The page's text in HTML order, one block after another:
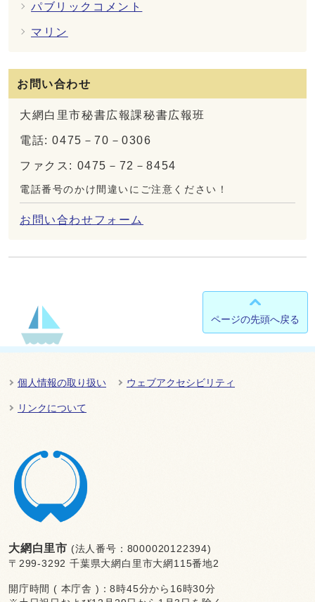
パブリックコメント
マリン
お問い合わせ
大網白里市秘書広報課秘書広報班
電話: 0475－70－0306
ファクス: 0475－72－8454
電話番号のかけ間違いにご注意ください！
お問い合わせフォーム
ページの先頭へ戻る
個人情報の取り扱い ウェブアクセシビリティ
リンクについて
大網白里市 (法人番号：8000020122394)
〒299-3292 千葉県大網白里市大網115番地2
開庁時間 ( 本庁舎 )：8時45分から16時30分